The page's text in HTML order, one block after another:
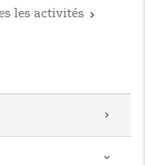
les activités